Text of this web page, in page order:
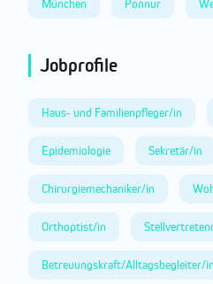
München Ponnur
Jobprofile
Haus- und Familienpfleger/in
Epidemiologie Sekretär/in
Chirurgiemechaniker/in
Orthoptist/in
Betreuungskraft/Alltagsbegleiter/in